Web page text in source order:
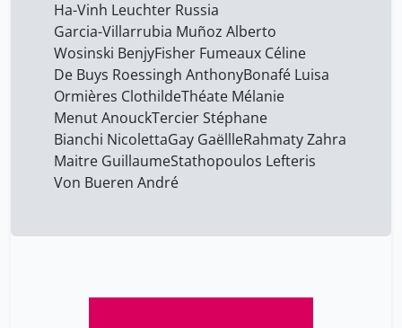
Ha-Vinh Leuchter Russia
Garcia-Villarrubia Muñoz Alberto
Wosinski BenjyFisher Fumeaux Céline
De Buys Roessingh AnthonyBonafé Luisa
Ormières ClothildeThéate Mélanie
Menut AnouckTercier Stéphane
Bianchi NicolettaGay GaëllleRahmaty Zahra
Maitre GuillaumeStathopoulos Lefteris
Von Bueren André